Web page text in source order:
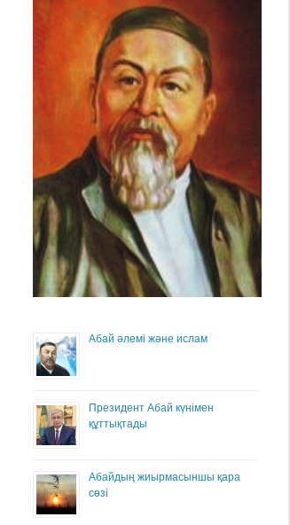
Абай әлемі және ислам
Президент Абай күнімен
құттықтады
Абайдың жиырмасыншы қара
сөзі